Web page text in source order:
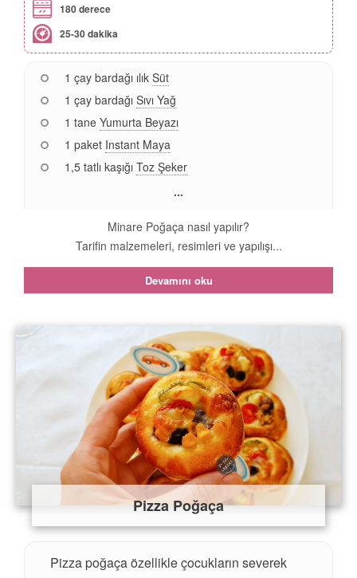
180 derece
25-30 dakika
1 çay bardağı ılık Süt
1 çay bardağı Sıvı Yağ
1 tane Yumurta Beyazı
1 paket Instant Maya
1,5 tatlı kaşığı Toz Şeker
...
Minare Poğaça nasıl yapılır?
Tarifin malzemeleri, resimleri ve yapılışı...
Devamını oku
Pizza Poğaça
Pizza poğaça özellikle çocukların severek